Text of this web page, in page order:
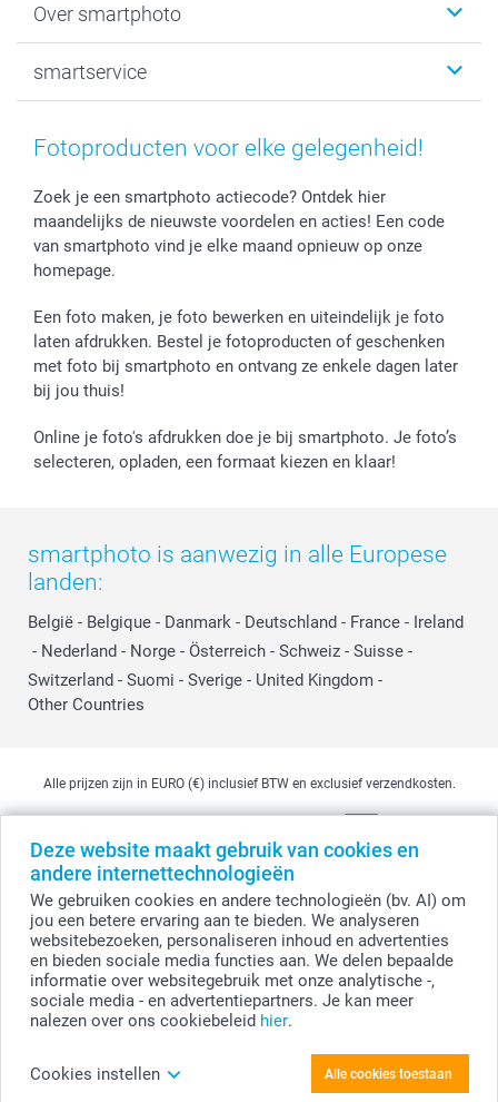
Deze website maakt gebruik van cookies en
andere internettechnologieën
We gebruiken cookies en andere technologieën (bv. AI) om
jou een betere ervaring aan te bieden. We analyseren
websitebezoeken, personaliseren inhoud en advertenties
en bieden sociale media functies aan. We delen bepaalde
informatie over websitegebruik met onze analytische -,
sociale media - en advertentiepartners. Je kan meer
nalezen over ons cookiebeleid hier.
Cookies instellen Alle cookies toestaan
Fotoprints, Fotoposter & Fotoalbum met fotoprints
MyNameBook
Stickers en Etiketten
Fotokaders, Decoratie en Snoepjes
Fotokalenders & Fotoagenda's
Baby
Communie- en Lentefeest
Geschenken voor hem
Afstuderen
Moederdag
Vaderdag
Verjaardag
Geboorte
Over smartphoto
Duurzaamheid
Voorwaarden
Herroepingsrecht
Klachtenregeling
Wettelijke garantie
Privacybeleid
Cookiebeleid
Prijslijst
Jobs & Stages
Investor Relations
smartservice
smartgarantie
smartbonus
Betalingsmogelijkheden
Grote bestellingen
Levering
Mijn orderstatus
smartfriends
Fotoproducten voor elke gelegenheid!
Zoek je een smartphoto actiecode? Ontdek hier
maandelijks de nieuwste voordelen en acties! Een code
van smartphoto vind je elke maand opnieuw op onze
homepage.
Een foto maken, je foto bewerken en uiteindelijk je foto
laten afdrukken. Bestel je fotoproducten of geschenken
met foto bij smartphoto en ontvang ze enkele dagen later
bij jou thuis!
Online je foto's afdrukken doe je bij smartphoto. Je foto’s
selecteren, opladen, een formaat kiezen en klaar!
smartphoto is aanwezig in alle Europese
landen:
België - Belgique - Danmark - Deutschland - France - Ireland
- Nederland - Norge - Österreich - Schweiz - Suisse -
Switzerland - Suomi - Sverige - United Kingdom -
Other Countries
© smartphoto group. Alle rechten voorbehouden
smartphoto group NV.
Kwatrechtsteenweg 160, 9230 Wetteren, België
BTW-nummer BE 0405.706.755
Ondernemingsnummer 0405.706.755.
Bankgegevens: IBAN BE71 2850 2711 5569 - BIC: GEBABEBB
Alle prijzen zijn in EURO (€) inclusief BTW en exclusief verzendkosten.